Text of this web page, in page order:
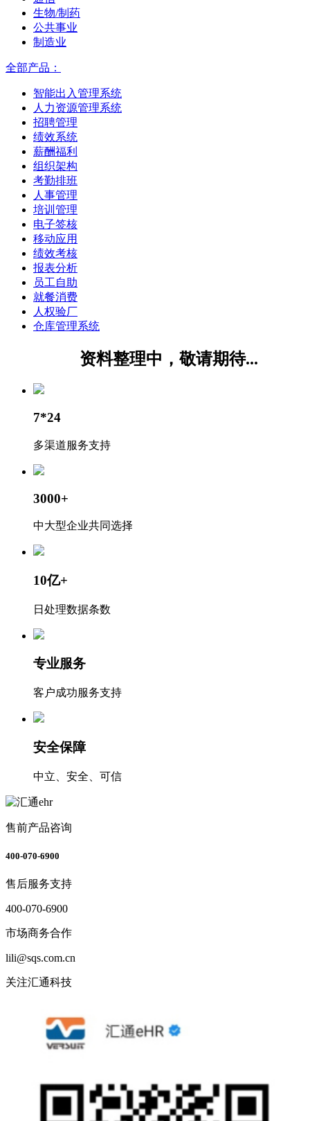
生物/制药
公共事业
制造业
全部产品：
智能出入管理系统
人力资源管理系统
招聘管理
绩效系统
薪酬福利
组织架构
考勤排班
人事管理
培训管理
电子签核
移动应用
绩效考核
报表分析
员工自助
就餐消费
人权验厂
仓库管理系统
资料整理中，敬请期待...
7*24
多渠道服务支持
3000+
中大型企业共同选择
10亿+
日处理数据条数
专业服务
客户成功服务支持
安全保障
中立、安全、可信
售前产品咨询
400-070-6900
售后服务支持
400-070-6900
市场商务合作
lili@sqs.com.cn
关注汇通科技